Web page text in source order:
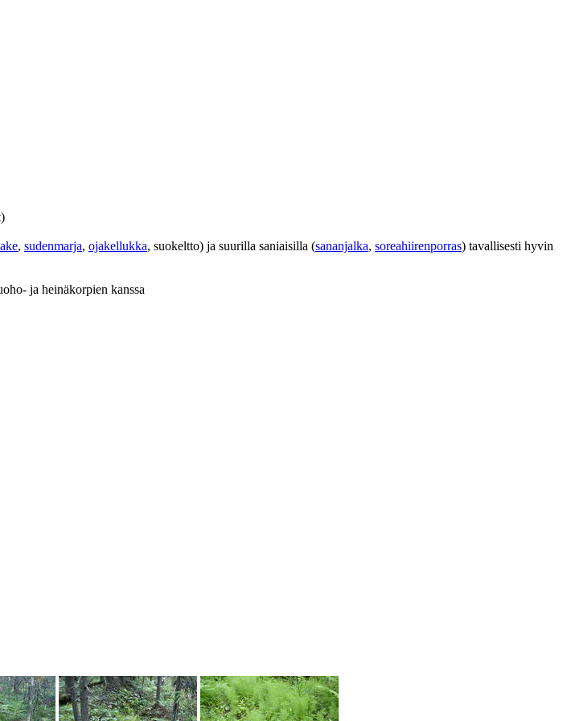
, sudenmarja, ojakellukka, suokeltto) ja suurilla saniaisilla (sananjalka, soreahiirenporras) tavallisesti hyvin
ja heinäkorpien kanssa